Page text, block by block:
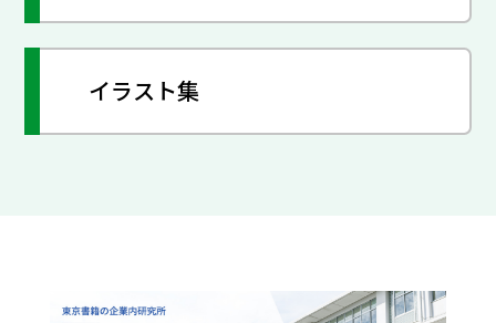
イラスト集